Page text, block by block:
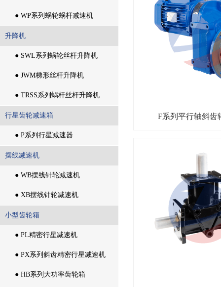
● VF系列蜗轮蜗杆减速机
● WP系列蜗轮蜗杆减速机
● WP系列蜗轮蜗杆减速机
升降机
升降机
● SWL系列蜗轮丝杆升降机
● SWL系列蜗轮丝杆升降机
● JWM梯形丝杆升降机
● JWM梯形丝杆升降机
● TRSS系列蜗杆丝杆升降机
● TRSS系列蜗杆丝杆升降机
行星齿轮减速箱
行星齿轮减速箱
● P系列行星减速器
● P系列行星减速器
摆线减速机
摆线减速机
● WB摆线针轮减速机
● WB摆线针轮减速机
● XB摆线针轮减速机
● XB摆线针轮减速机
小型齿轮箱
小型齿轮箱
● PL精密行星减速机
● PL精密行星减速机
● PX系列斜齿精密行星减速机
● PX系列斜齿精密行星减速机
● HB系列大功率齿轮箱
F系列平行轴斜齿